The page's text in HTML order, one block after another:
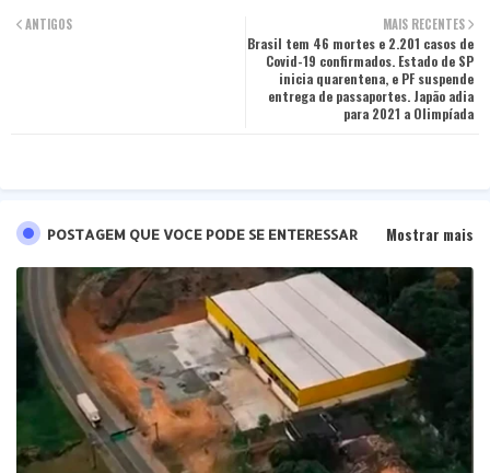
tsa
pp
MAIS RECENTES
Brasil tem 46 mortes e 2.201 casos de
Covid-19 confirmados. Estado de SP
inicia quarentena, e PF suspende
entrega de passaportes. Japão adia
para 2021 a Olimpíada
ANTIGOS
POSTAGEM QUE VOCE PODE SE ENTERESSAR Mostrar mais